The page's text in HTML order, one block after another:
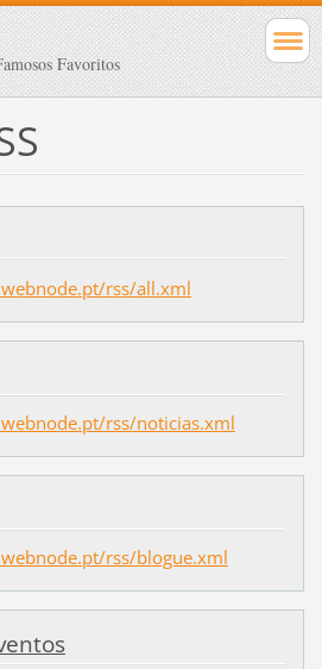
Favoritos
rss/all.xml
rss/noticias.xml
rss/blogue.xml